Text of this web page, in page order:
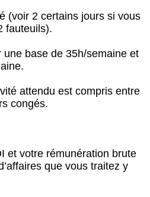
(voir 2 certains jours si vous
fauteuils).
base de 35h/semaine et
attendu est compris entre
congés.
et votre rémunération brute
que vous traitez y